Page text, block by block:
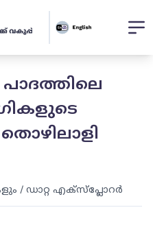
പാദത്തിലെ
/ ഡാറ്റ എക്സ്പ്ലോറർ